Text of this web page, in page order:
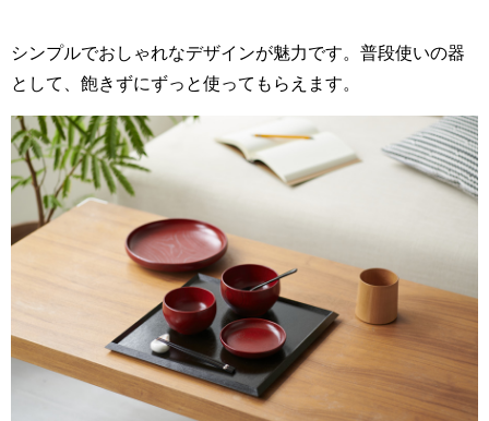
シンプルでおしゃれなデザインが魅力です。普段使いの器
として、飽きずにずっと使ってもらえます。